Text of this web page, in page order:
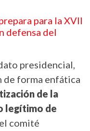
para la XVII
defensa del
presidencial,
de forma enfática
de la
legítimo de
comité